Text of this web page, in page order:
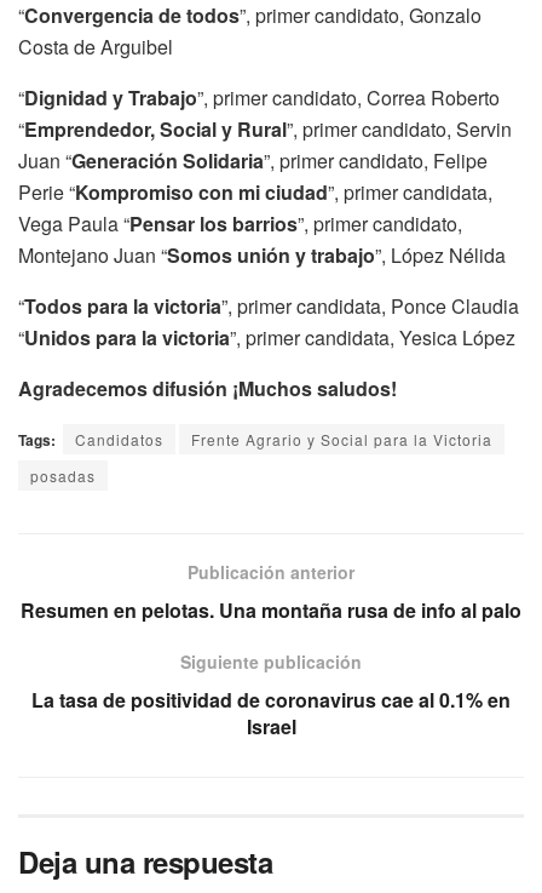
“Convergencia de todos”, primer candidato, Gonzalo
Costa de Arguibel
“Dignidad y Trabajo”, primer candidato, Correa Roberto
“Emprendedor, Social y Rural”, primer candidato, Servin
Juan “Generación Solidaria”, primer candidato, Felipe
Perie “Kompromiso con mi ciudad”, primer candidata,
Vega Paula “Pensar los barrios”, primer candidato,
Montejano Juan “Somos unión y trabajo”, López Nélida
“Todos para la victoria”, primer candidata, Ponce Claudia
“Unidos para la victoria”, primer candidata, Yesica López
Agradecemos difusión ¡Muchos saludos!
Tags: Candidatos
Frente Agrario y Social para la Victoria
posadas
Publicación anterior
Resumen en pelotas. Una montaña rusa de info al palo
Siguiente publicación
La tasa de positividad de coronavirus cae al 0.1% en
Israel
Deja una respuesta